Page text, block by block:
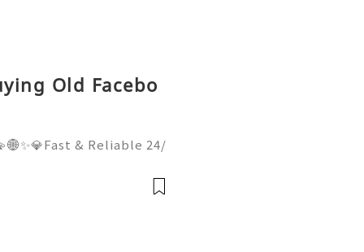
Old Facebo
& Reliable 24/
💫💎💲💫🌐✨💎Dis